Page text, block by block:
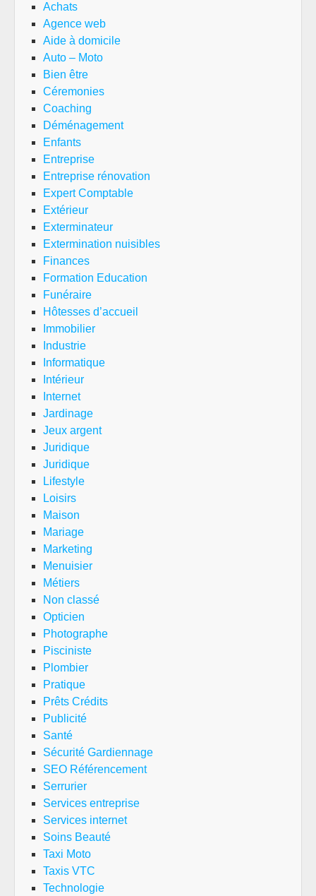
Achats
Agence web
Aide à domicile
Auto – Moto
Bien être
Céremonies
Coaching
Déménagement
Enfants
Entreprise
Entreprise rénovation
Expert Comptable
Extérieur
Exterminateur
Extermination nuisibles
Finances
Formation Education
Funéraire
Hôtesses d’accueil
Immobilier
Industrie
Informatique
Intérieur
Internet
Jardinage
Jeux argent
Juridique
Juridique
Lifestyle
Loisirs
Maison
Mariage
Marketing
Menuisier
Métiers
Non classé
Opticien
Photographe
Pisciniste
Plombier
Pratique
Prêts Crédits
Publicité
Santé
Sécurité Gardiennage
SEO Référencement
Serrurier
Services entreprise
Services internet
Soins Beauté
Taxi Moto
Taxis VTC
Technologie